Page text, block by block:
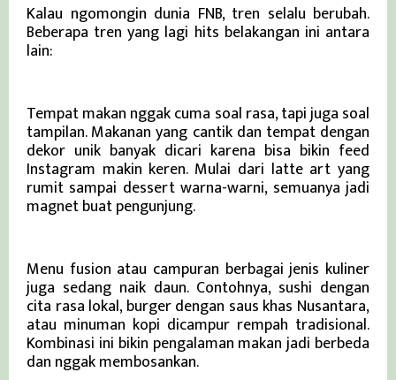
Kalau ngomongin dunia FNB, tren selalu berubah.
Beberapa tren yang lagi hits belakangan ini antara
lain:
Tempat makan nggak cuma soal rasa, tapi juga soal
tampilan. Makanan yang cantik dan tempat dengan
dekor unik banyak dicari karena bisa bikin feed
Instagram makin keren. Mulai dari latte art yang
rumit sampai dessert warna-warni, semuanya jadi
magnet buat pengunjung.
Menu fusion atau campuran berbagai jenis kuliner
juga sedang naik daun. Contohnya, sushi dengan
cita rasa lokal, burger dengan saus khas Nusantara,
atau minuman kopi dicampur rempah tradisional.
Kombinasi ini bikin pengalaman makan jadi berbeda
dan nggak membosankan.